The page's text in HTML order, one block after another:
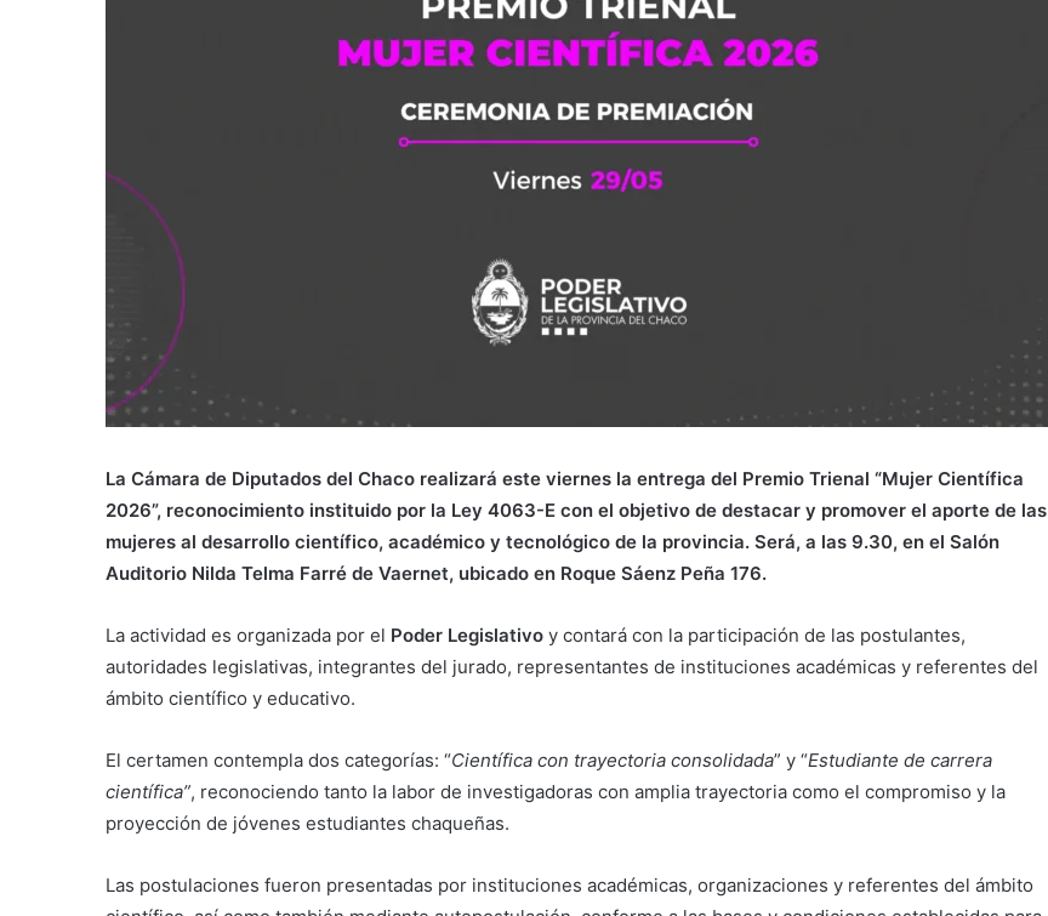
La Cámara de Diputados del Chaco realizará este viernes la entrega del Premio Trienal “Mujer Científica
2026”, reconocimiento instituido por la Ley 4063-E con el objetivo de destacar y promover el aporte de las
mujeres al desarrollo científico, académico y tecnológico de la provincia. Será, a las 9.30, en el Salón
Auditorio Nilda Telma Farré de Vaernet, ubicado en Roque Sáenz Peña 176.
La actividad es organizada por el Poder Legislativo y contará con la participación de las postulantes,
autoridades legislativas, integrantes del jurado, representantes de instituciones académicas y referentes del
ámbito científico y educativo.
El certamen contempla dos categorías: “Científica con trayectoria consolidada” y “Estudiante de carrera
científica”, reconociendo tanto la labor de investigadoras con amplia trayectoria como el compromiso y la
proyección de jóvenes estudiantes chaqueñas.
Las postulaciones fueron presentadas por instituciones académicas, organizaciones y referentes del ámbito